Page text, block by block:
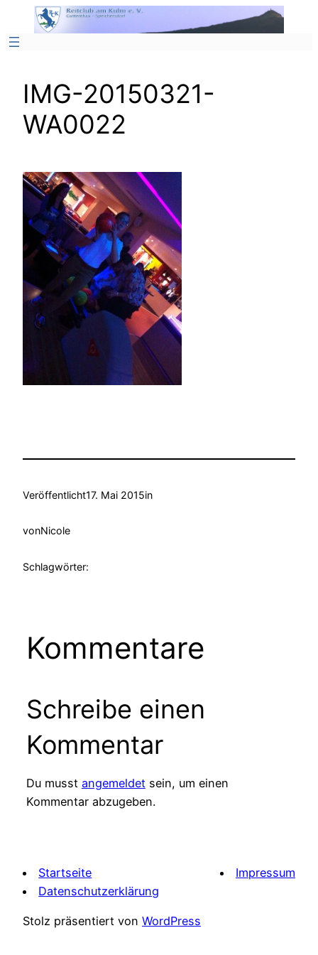
Inhalt
springen
IMG-20150321-
WA0022
Veröffentlicht17. Mai 2015in
vonNicole
Schlagwörter:
Kommentare
Schreibe einen
Kommentar
Du musst angemeldetsein, um einen
Kommentar abzugeben.
Startseite
Impressum
Datenschutzerklärung
Stolz präsentiert von WordPress